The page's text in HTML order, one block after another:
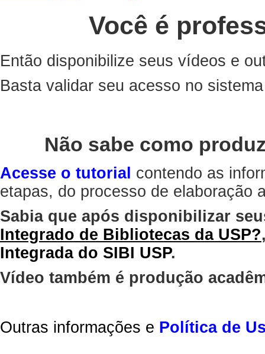
Você é
Então disponibilize seus vídeos e
Basta validar seu acesso no
Não sabe como
Acesse o tutorial contendo as
etapas, do processo de elaboração
Sabia que após disponibilizar
Integrado de Bibliotecas da USP?
Integrada do SIBI USP.
Vídeo também é produção
Outras informações e Política de